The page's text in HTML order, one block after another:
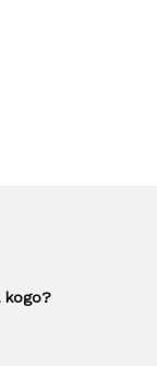
kogo?